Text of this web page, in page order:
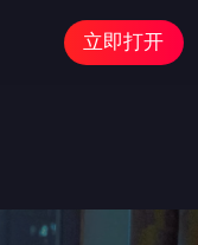
立即打开